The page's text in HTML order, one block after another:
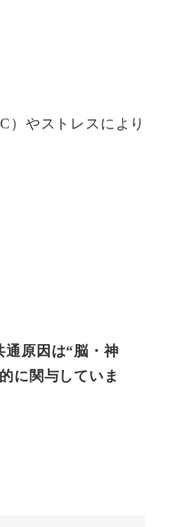
）やストレスにより
通原因は“脳・神
に関与していま